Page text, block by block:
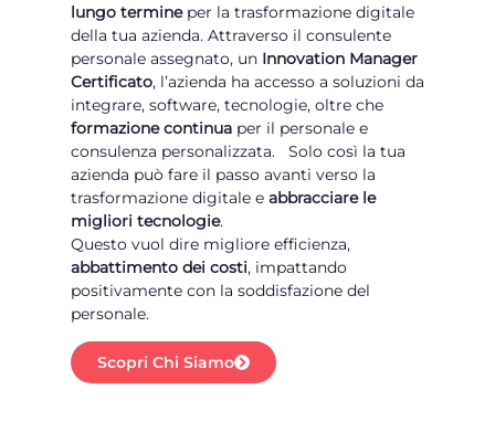
lungo termineper la trasformazione digitale
della tua azienda. Attraverso il consulente
personale assegnato, un Innovation Manager
Certificato, l’azienda ha accesso a soluzioni da
integrare, software, tecnologie, oltre che
formazione continua per il personale e
consulenza personalizzata. Solo così la tua
azienda può fare il passo avanti verso la
trasformazione digitale e abbracciare le
migliori tecnologie.
Questo vuol dire migliore efficienza,
abbattimento dei costi, impattando
positivamente con la soddisfazione del
personale.
Scopri Chi Siamo